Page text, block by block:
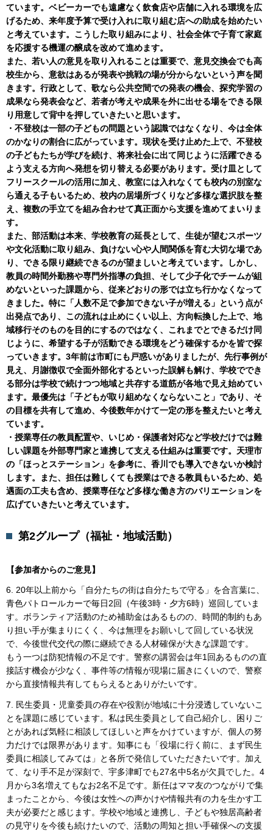
ています。ベビーカーでも遠慮なく飲食店や店舗に入れる環境を広
げるため、来年度予算で受け入れに取り組む店への助成を始めたい
と考えています。こうした取り組みにより、社会全体で子育て家庭
を応援する機運の醸成を改めて進めます。
また、若い人の意見を取り入れることは重要で、意見交換会でも高
校生から、意欲はあるが発表や挑戦の場が分からないという声を聞
きます。行政として、歌なら公共空間での発表の機会、探究学習の
成果なら発表会など、若者が考えや成果を外に出せる場をできる限
り用意して背中を押していきたいと思います。
・不登校は一部の子どもの問題という認識ではなくなり、今は全体
のかなりの割合に広がっています。現状を受け止めた上で、不登校
の子どもたちが学びを続け、将来社会に出て同じように活躍できる
よう支える方向へ発想を切り替える必要があります。受け皿として
フリースクールの活用に加え、教室には入れなくても校内の別室な
ら通える子もいるため、校内の居場所づくりなど多様な選択肢を整
え、複数の手立てを組み合わせて真正面から支援を進めてまいりま
す。
また、部活動は本来、学校教育の延長として、生徒が望むスポーツ
や文化活動に取り組み、負けない心や人間関係を育む大切な場であ
り、できる限り継続できるのが望ましいと考えています。しかし、
教員の時間外勤務や専門外指導の負担、そして少子化でチームが組
めないといった課題から、従来どおりの形では立ち行かなくなって
きました。特に「人数不足で参加できない子が増える」という点が
出発点であり、この流れは止めにくい以上、方向転換した上で、地
域移行そのものを目的にするのではなく、これまでとできるだけ同
じように、希望する子が活動できる環境をどう確保するかを皆で探
っていきます。3年前は市町にも戸惑いがありましたが、先行事例が
見え、月謝徴収で全面外部化するといった誤解も解け、学校ででき
る部分は学校で続けつつ地域と共存する道筋が各地で見え始めてい
ます。最優先は「子どもが取り組めなくならないこと」であり、そ
の目標を共有して進め、今後数年かけて一定の形を整えたいと考え
ています。
・授業専任の教員配置や、いじめ・保護者対応など学校だけでは難
しい課題を外部専門家と連携して支える仕組みは重要です。天理市
の「ほっとステーション」を参考に、香川でも導入できないか検討
します。また、担任は難しくても授業はできる教員もいるため、処
遇面の工夫も含め、授業専任など多様な働き方のバリエーションを
広げていきたいと考えています。
第2グループ（福祉・地域活動）
【参加者からのご意見】
6. 20年以上前から「自分たちの街は自分たちで守る」を合言葉に、
青色パトロールカーで毎日2回（午後3時・夕方6時）巡回していま
す。ボランティア活動のため補助金はあるものの、時間的制約もあ
り担い手が集まりにくく、今は無理をお願いして回している状況
で、今後世代交代の際に継続できる人材確保が大きな課題です。
もう一つは防犯情報の不足です。警察の講習会は年1回あるものの直
接話す機会が少なく、事件等の情報が現場に届きにくいので、警察
から直接情報共有してもらえるとありがたいです。
7. 民生委員・児童委員の存在や役割が地域に十分浸透していないこ
とを課題に感じています。私は民生委員として自己紹介し、困りご
とがあれば気軽に相談してほしいと声をかけていますが、個人の努
力だけでは限界があります。知事にも「役場に行く前に、まず民生
委員に相談してみては」と各所で発信していただきたいです。加え
て、なり手不足が深刻で、宇多津町でも27名中5名が欠員でした。4
月から3名増えてもなお2名不足です。新任はママ友のつながりで集
まったことから、今後は女性への声かけや情報共有の力を生かす工
夫が必要だと感じます。学校や地域と連携し、子どもや独居高齢者
の見守りを今後も続けたいので、活動の周知と担い手確保への支援